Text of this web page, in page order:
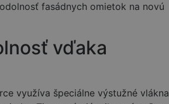
fasádnych omietok na novú
vďaka
využíva špeciálne výstužné vlákna